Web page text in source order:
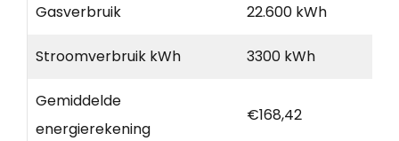
Gasverbruik 22.600 kWh
Stroomverbruik kWh 3300 kWh
Gemiddelde
energierekening
€168,42